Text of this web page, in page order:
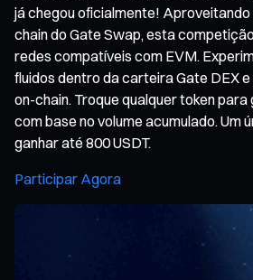
já chegou oficialmente!
chain do Gate Swap, esta
redes compatíveis com EVM.
fluidos dentro da carteira Gate DEX
on-chain. Troque qualquer token
com base no volume acumulado. Um
ganhar até 800 USDT.
Participar Agora